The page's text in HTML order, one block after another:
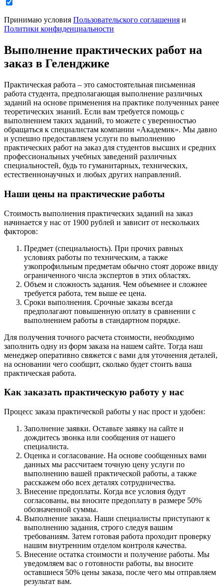
Принимаю условия Пользовательского соглашения и
Политики конфиденциальности
Выполнение практических работ на
заказ в Геленджике
Практическая работа – это самостоятельная письменная
работа студента, предполагающая выполнение различных
заданий на основе применения на практике полученных ранее
теоретических знаний. Если вам требуется помощь с
выполнением таких заданий, то можете с уверенностью
обращаться к специалистам компании «Академик». Мы давно
и успешно предоставляем услуги по выполнению
практических работ на заказ для студентов высших и средних
профессиональных учебных заведений различных
специальностей, будь то гуманитарных, технических,
естественнонаучных и любых других направлений.
Наши цены на практические работы
Стоимость выполнения практических заданий на заказ
начинается у нас от 1900 рублей и зависит от нескольких
факторов:
Предмет (специальность). При прочих равных
условиях работы по техническим, а также
узкопрофильным предметам обычно стоят дороже ввиду
ограниченного числа экспертов в этих областях.
Объем и сложность задания. Чем объемнее и сложнее
требуется работа, тем выше ее цена.
Сроки выполнения. Срочные заказы всегда
предполагают повышенную оплату в сравнении с
выполнением работы в стандартном порядке.
Для получения точного расчета стоимости, необходимо
заполнить одну из форм заказа на нашем сайте. Тогда наш
менеджер оперативно свяжется с вами для уточнения деталей,
на основании чего сообщит, сколько будет стоить ваша
практическая работа.
Как заказать практическую работу у нас
Процесс заказа практической работы у нас прост и удобен:
Заполнение заявки. Оставьте заявку на сайте и
дождитесь звонка или сообщения от нашего
специалиста.
Оценка и согласование. На основе сообщенных вами
данных мы рассчитаем точную цену услуги по
выполнению вашей практической работы, а также
расскажем обо всех деталях сотрудничества.
Внесение предоплаты. Когда все условия будут
согласованы, вы вносите предоплату в размере 50%
обозначенной суммы.
Выполнение заказа. Наши специалисты приступают к
выполнению задания, строго следуя вашим
требованиям. Затем готовая работа проходит проверку
нашим внутренним отделом контроля качества.
Внесение остатка стоимости и получение работы. Мы
уведомляем вас о готовности работы, вы вносите
оставшиеся 50% цены заказа, после чего мы отправляем
результат вам.